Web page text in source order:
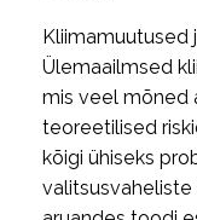
Kliimamuutused
Ülemaailmsed
mis veel mõned
teoreetilised
kõigi ühiseks
valitsusvaheliste